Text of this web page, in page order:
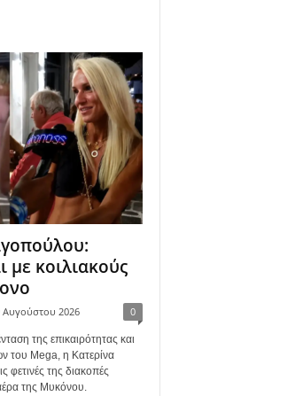
με κοιλιακούς
Αυγούστου 2026 0
της επικαιρότητας και
του Mega, η Κατερίνα
φετινές της διακοπές
της Μυκόνου.